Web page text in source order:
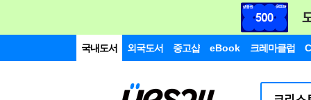
국내도서 외국도서 중고샵 eBook 크레마클럽